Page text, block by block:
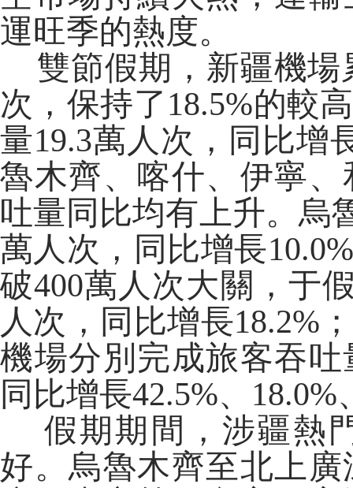
運旺季的熱度。
雙節假期，新疆機場
次，保持了18.5%的較
量19.3萬人次，同比增
魯木齊、喀什、伊寧
吐量同比均有上升。烏
萬人次，同比增長
破400萬人次大關，于
人次，同比增長18.2%
機場分別完成旅客吞吐
同比增長42.5%、
假期期間，涉疆熱
好。烏魯木齊至北上